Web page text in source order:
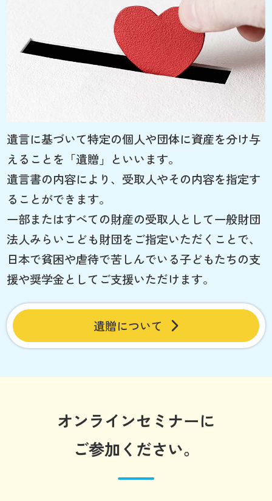
遺言に基づいて特定の個人や団体に資産を分け与
えることを「遺贈」といいます。
遺言書の内容により、受取人やその内容を指定す
ることができます。
一部またはすべての財産の受取人として一般財団
法人みらいこども財団をご指定いただくことで、
日本で貧困や虐待で苦しんでいる子どもたちの支
援や奨学金としてご支援いただけます。
遺贈について
オンラインセミナーに
ご参加ください。